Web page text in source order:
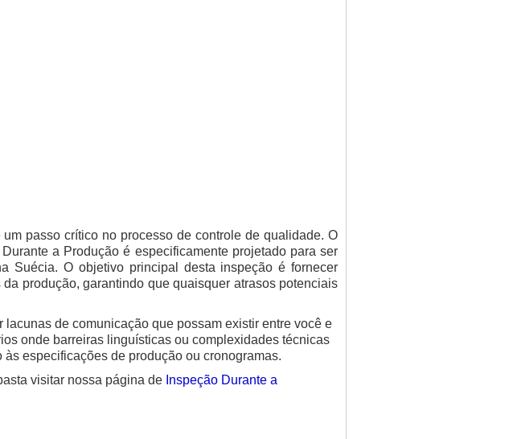
passo crítico no processo de controle de qualidade. O
a Produção é especificamente projetado para ser
Suécia. O objetivo principal desta inspeção é fornecer
produção, garantindo que quaisquer atrasos potenciais
de comunicação que possam existir entre você e
onde barreiras linguísticas ou complexidades técnicas
especificações de produção ou cronogramas.
visitar nossa página de Inspeção Durante a